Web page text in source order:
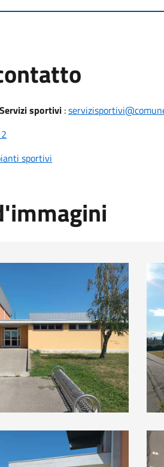
sportivi:
sportivi